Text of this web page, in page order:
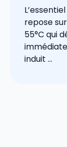
repose
55°C qui
induit ...